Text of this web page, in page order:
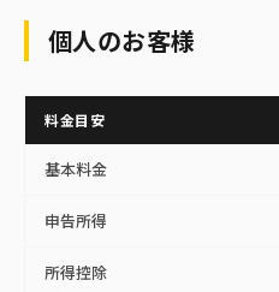
個人のお客様
料金目安
基本料金
申告所得
所得控除